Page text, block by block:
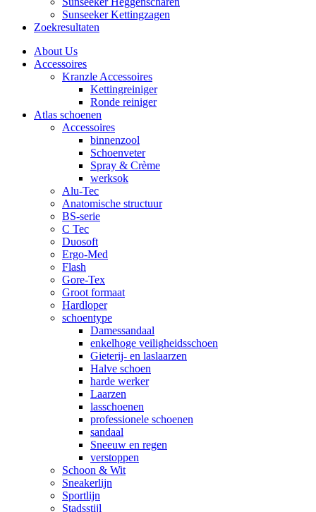
Sunseeker Kettingzagen
Zoekresultaten
About Us
Accessoires
Kranzle Accessoires
Kettingreiniger
Ronde reiniger
Atlas schoenen
Accessoires
binnenzool
Schoenveter
Spray & Crème
werksok
Alu-Tec
Anatomische structuur
BS-serie
C Tec
Duosoft
Ergo-Med
Flash
Gore-Tex
Groot formaat
Hardloper
schoentype
Damessandaal
enkelhoge veiligheidsschoen
Gieterij- en laslaarzen
Halve schoen
harde werker
Laarzen
lasschoenen
professionele schoenen
sandaal
Sneeuw en regen
verstoppen
Schoon & Wit
Sneakerlijn
Sportlijn
Stadsstijl